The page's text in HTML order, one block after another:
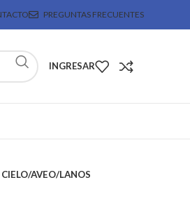
PREGUNTAS FRECUENTES
INGRESAR
AVEO/LANOS